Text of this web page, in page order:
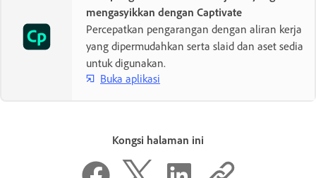
mengasyikkan dengan Captivate
Percepatkan pengarangan dengan aliran kerja
yang dipermudahkan serta slaid dan aset sedia
untuk digunakan.
Buka aplikasi
Kongsi halaman ini